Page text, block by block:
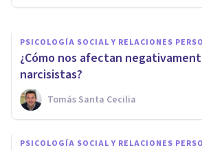
PSICOLOGÍA SOCIAL Y RELACIONES
¿Cómo nos afectan
narcisistas?
Tomás Santa Cecilia
PSICOLOGÍA SOCIAL Y RELACIONES